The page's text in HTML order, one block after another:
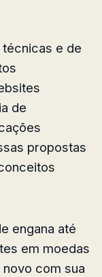
e de
de
propostas
engana até
em moedas
com sua